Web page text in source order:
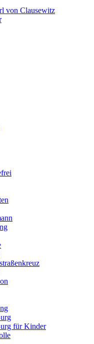
von Clausewitz
für Kinder